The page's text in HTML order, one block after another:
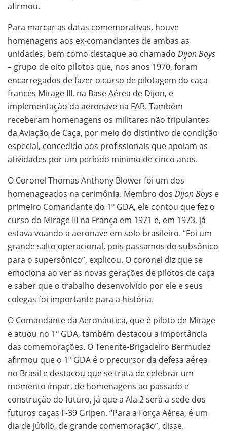
afirmou.
Para marcar as datas comemorativas, houve
homenagens aos ex-comandantes de ambas as
unidades, bem como destaque ao chamado Dijon Boys
– grupo de oito pilotos que, nos anos 1970, foram
encarregados de fazer o curso de pilotagem do caça
francês Mirage III, na Base Aérea de Dijon, e
implementação da aeronave na FAB. Também
receberam homenagens os militares não tripulantes
da Aviação de Caça, por meio do distintivo de condição
especial, concedido aos profissionais que apoiam as
atividades por um período mínimo de cinco anos.
O Coronel Thomas Anthony Blower foi um dos
homenageados na cerimônia. Membro dos Dijon Boys e
primeiro Comandante do 1º GDA, ele contou que fez o
curso do Mirage III na França em 1971 e, em 1973, já
estava voando a aeronave em solo brasileiro. “Foi um
grande salto operacional, pois passamos do subsônico
para o supersônico”, explicou. O coronel diz que se
emociona ao ver as novas gerações de pilotos de caça
e saber que o trabalho desenvolvido por ele e seus
colegas foi importante para a história.
O Comandante da Aeronáutica, que é piloto de Mirage
e atuou no 1º GDA, também destacou a importância
das comemorações. O Tenente-Brigadeiro Bermudez
afirmou que o 1º GDA é o precursor da defesa aérea
no Brasil e destacou que se trata de celebrar um
momento ímpar, de homenagens ao passado e
construção do futuro, já que a Ala 2 será a sede dos
futuros caças F-39 Gripen. “Para a Força Aérea, é um
dia de júbilo, de grande comemoração”, disse.